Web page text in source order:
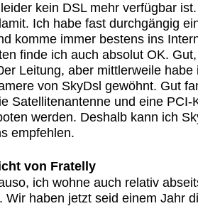
kein DSL mehr verfügbar
Ich habe fast durchgängig
komme immer bestens ins
finde ich auch absolut OK.
Leitung, aber mittlerweile habe
von SkyDsl gewöhnt. Gut
Satellitenantenne und eine PCI-
werden. Deshalb kann ich
empfehlen.
von Fratelly
ich wohne auch relativ
Wir haben jetzt seid einem Jahr